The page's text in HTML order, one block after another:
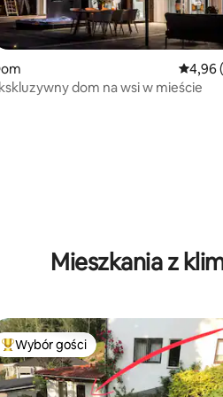
na 5, liczba recenzji: 156
4,96
dom na wsi w mieście
Mieszkania z
Najpopularniejsze z kategorii Wybór
Wybór gości